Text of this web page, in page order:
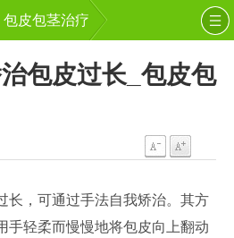
包皮包茎治疗
包皮过长_包皮包
，可通过手法自我矫治。其方
手轻柔而慢慢地将包皮向上翻动